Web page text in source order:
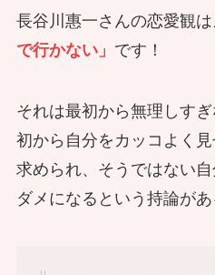
長谷川惠一さんの恋愛観は
で行かない」 です！
それは最初から無理しす
初から自分をカッコよく
求められ、そうではない
ダメになるという持論があ